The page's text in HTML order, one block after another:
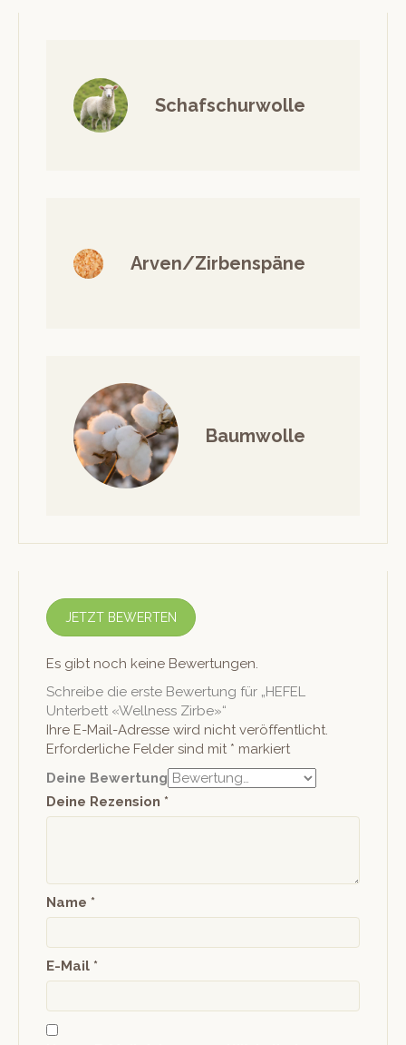
Schafschurwolle
Arven/Zirbenspäne
Baumwolle
JETZT BEWERTEN
Es gibt noch keine Bewertungen.
Schreibe die erste Bewertung für „HEFEL
Unterbett «Wellness Zirbe»“
Ihre E-Mail-Adresse wird nicht veröffentlicht.
Erforderliche Felder sind mit * markiert
Deine Bewertung
Deine Rezension *
Name *
E-Mail *